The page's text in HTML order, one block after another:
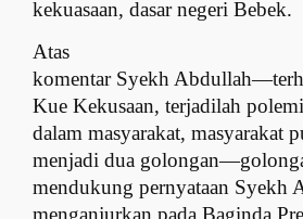
kekuasaan, dasar negeri Bebek.
Atas
komentar Syekh
Kue Kekusaan, terjadilah
dalam masyarakat, masyarakat
menjadi dua
mendukung pernyataan Syekh
menganjurkan pada Baginda